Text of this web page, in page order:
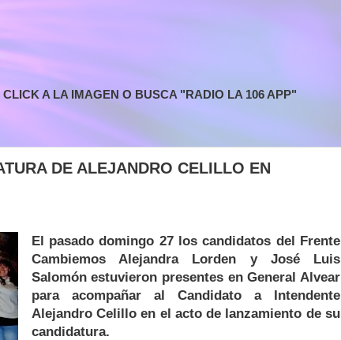
A LA IMAGEN O BUSCA "RADIO LA 106 APP"
DE ALEJANDRO CELILLO EN
El pasado domingo 27 los candidatos del Frente
Cambiemos Alejandra Lorden y José Luis
Salomón estuvieron presentes en General Alvear
para acompañar al Candidato a Intendente
Alejandro Celillo en el acto de lanzamiento de su
candidatura.